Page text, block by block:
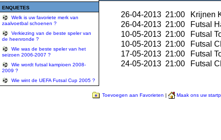
ENQUETES
Welk is uw favoriete merk van
zaalvoetbal schoenen ?
Verkiezing van de beste speler van
de heenronde ?
Wie was de beste speler van het
seizoen 2006-2007 ?
Wie wordt futsal kampioen 2008-
2009 ?
Wie wint de UEFA Futsal Cup 2005 ?
26-04-2013 21:00
Krijnen
26-04-2013 21:00
Futsal
10-05-2013 21:00
Futsal
10-05-2013 21:00
Futsal
17-05-2013 21:00
Futsal
24-05-2013 21:00
Futsal
Toevoegen aan Favorieten | Maak ons uw